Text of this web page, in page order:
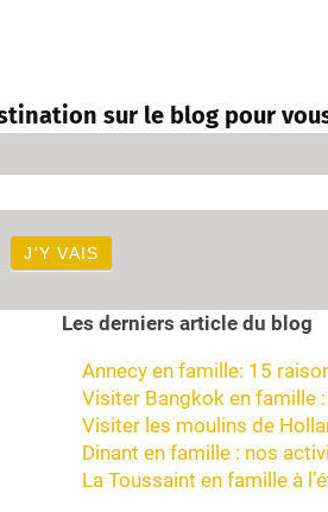
sur le blog pour
J'Y VAIS
Les derniers article du blog
Annecy en famille: 15
Visiter Bangkok en famille
Visiter les moulins de
Dinant en famille : nos
La Toussaint en famille à